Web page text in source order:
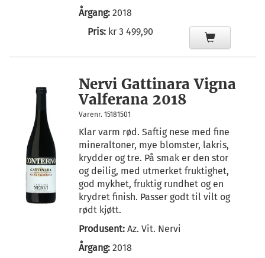
Årgang: 2018
Pris: kr 3 499,90
Nervi Gattinara Vigna
Valferana 2018
Varenr. 15181501
Klar varm rød. Saftig nese med fine
mineraltoner, mye blomster, lakris,
krydder og tre. På smak er den stor
og deilig, med utmerket fruktighet,
god mykhet, fruktig rundhet og en
krydret finish. Passer godt til vilt og
rødt kjøtt.
Produsent: Az. Vit. Nervi
Årgang: 2018